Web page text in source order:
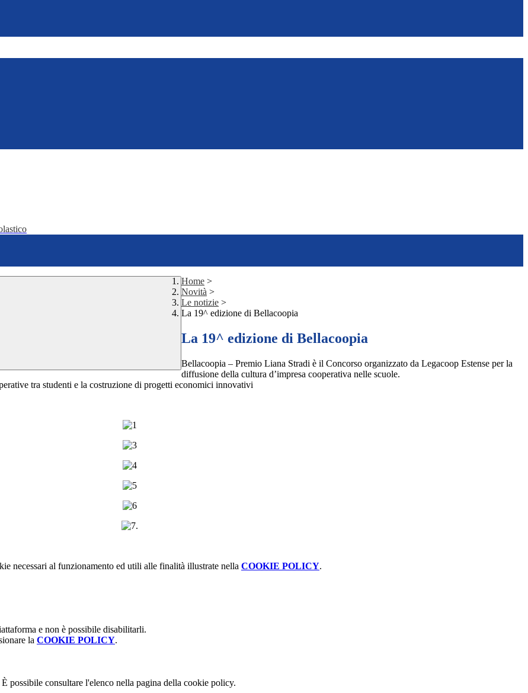
Home >
Novità >
Le notizie >
La 19^ edizione di Bellacoopia
La 19^ edizione di Bellacoopia
Bellacoopia – Premio Liana Stradi è il Concorso organizzato da Legacoop Estense per la
diffusione della cultura d’impresa cooperativa nelle scuole.
tra studenti e la costruzione di progetti economici innovativi
.
necessari al funzionamento ed utili alle finalità illustrate nella COOKIE POLICY.
e non è possibile disabilitarli.
la COOKIE POLICY.
possibile consultare l'elenco nella pagina della cookie policy.